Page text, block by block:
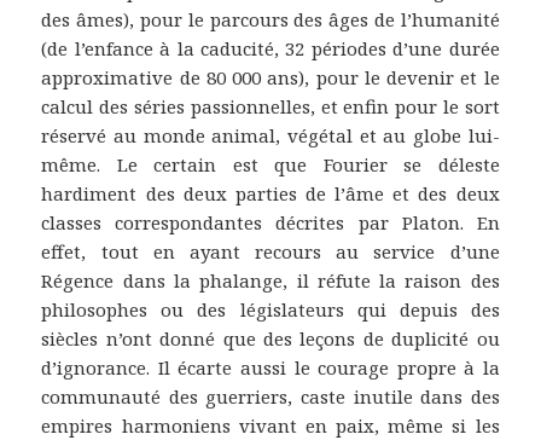
des âmes), pour le parcours des âges de l’humanité
(de l’enfance à la caducité, 32 périodes d’une durée
approximative de 80 000 ans), pour le devenir et le
calcul des séries passionnelles, et enfin pour le sort
réservé au monde animal, végétal et au globe lui-
même. Le certain est que Fourier se déleste
hardiment des deux parties de l’âme et des deux
classes correspondantes décrites par Platon. En
effet, tout en ayant recours au service d’une
Régence dans la phalange, il réfute la raison des
philosophes ou des législateurs qui depuis des
siècles n’ont donné que des leçons de duplicité ou
d’ignorance. Il écarte aussi le courage propre à la
communauté des guerriers, caste inutile dans des
empires harmoniens vivant en paix, même si les